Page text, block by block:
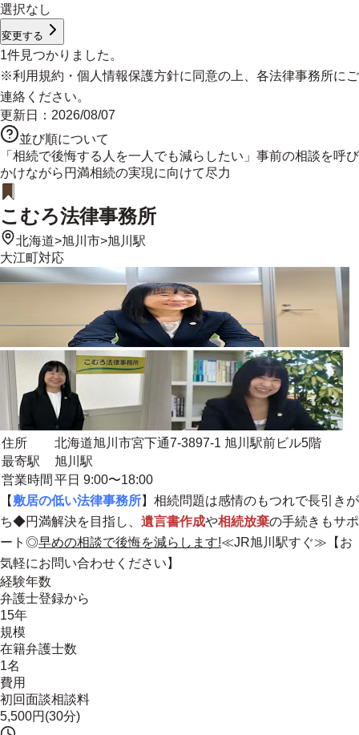
選択なし
変更する
1件見つかりました。
※利用規約 ・ 個人情報保護方針に同意の上、各法律事務所にご
連絡ください。
更新日： 2026/08/07
並び順について
「相続で後悔する人を一人でも減らしたい」事前の相談を呼び
かけながら円満相続の実現に向けて尽力
こむろ法律事務所
北海道>旭川市>旭川駅
大江町対応
住所
北海道旭川市宮下通7-3897-1 旭川駅前ビル5階
最寄駅
旭川駅
営業時間 平日 9:00〜18:00
【 敷居の低い法律事務所】相続問題は感情のもつれで長引きが
ち◆円満解決を目指し、 遺言書作成や相続放棄の手続きもサポ
ート◎早めの相談で後悔を減らします!≪JR旭川駅すぐ≫【お
気軽にお問い合わせください】
経験年数
弁護士登録から
15年
規模
在籍弁護士数
1名
費用
初回面談相談料
5,500円(30分)